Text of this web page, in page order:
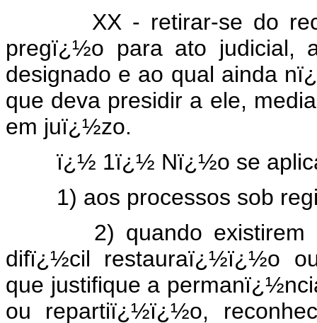
XX - retirar-se do
pregï¿½o para ato judicial,
designado e ao qual ainda
que deva presidir a ele,
em juï¿½zo.
ï¿½ 1ï¿½ Nï¿½o se aplica
1) aos processos sob
2) quando existirem
difï¿½cil restauraï¿½ï¿½o
que justifique a
ou repartiï¿½ï¿½o,